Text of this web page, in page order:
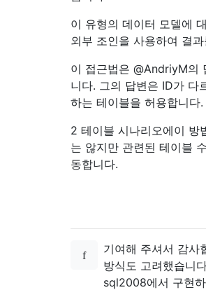
이 유형의 데이터 모델에
외부 조인을 사용하여 결
이 접근법은 @AndriyM의
니다. 그의 답변은 ID가 다
하는 테이블을 허용합니다.
2 테이블 시나리오에이 방
는 않지만 관련된 테이블
동합니다.
기여해 주셔서 감사
방식도 고려했습니
sql2008에서 구현